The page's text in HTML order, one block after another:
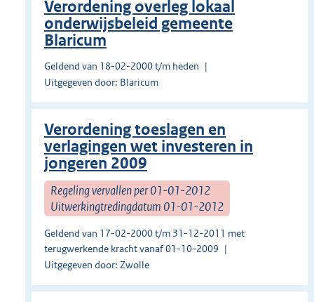
Verordening overleg lokaal
onderwijsbeleid gemeente
Blaricum
Geldend van 18-02-2000 t/m heden
Uitgegeven door: Blaricum
Verordening toeslagen en
verlagingen wet investeren in
jongeren 2009
Regeling vervallen per 01-01-2012
Uitwerkingtredingdatum 01-01-2012
Geldend van 17-02-2000 t/m 31-12-2011 met
terugwerkende kracht vanaf 01-10-2009
Uitgegeven door: Zwolle